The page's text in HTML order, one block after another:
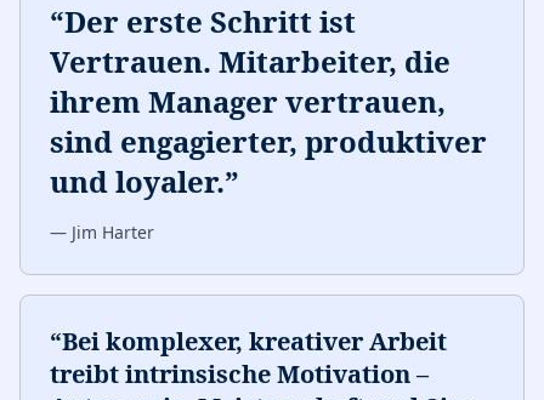
“Der erste Schritt ist
Vertrauen. Mitarbeiter, die
ihrem Manager vertrauen,
sind engagierter, produktiver
und loyaler.”
— Jim Harter
“Bei komplexer, kreativer Arbeit
treibt intrinsische Motivation –